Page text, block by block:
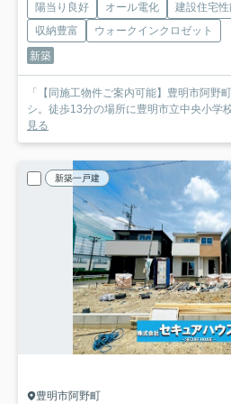
陽当り良好 オール電化 建設住宅
収納豊富
ウォークインクロゼット
新築
「【同施工物件ご案内可能】豊明市阿
シ。徒歩13分の場所に豊明市立中央小学
見る
新築一戸建
豊明市阿野町